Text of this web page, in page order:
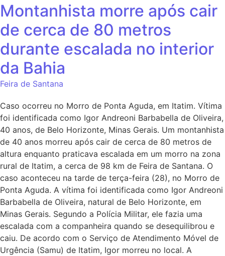
Montanhista morre após cair
de cerca de 80 metros
durante escalada no interior
da Bahia
Feira de Santana
Caso ocorreu no Morro de Ponta Aguda, em Itatim. Vítima
foi identificada como Igor Andreoni Barbabella de Oliveira,
40 anos, de Belo Horizonte, Minas Gerais. Um montanhista
de 40 anos morreu após cair de cerca de 80 metros de
altura enquanto praticava escalada em um morro na zona
rural de Itatim, a cerca de 98 km de Feira de Santana. O
caso aconteceu na tarde de terça-feira (28), no Morro de
Ponta Aguda. A vítima foi identificada como Igor Andreoni
Barbabella de Oliveira, natural de Belo Horizonte, em
Minas Gerais. Segundo a Polícia Militar, ele fazia uma
escalada com a companheira quando se desequilibrou e
caiu. De acordo com o Serviço de Atendimento Móvel de
Urgência (Samu) de Itatim, Igor morreu no local. A